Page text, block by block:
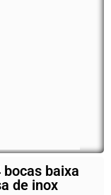
baixa
de inox